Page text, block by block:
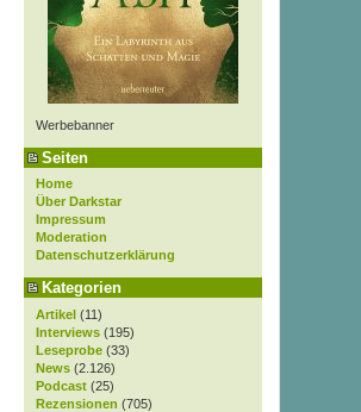
Werbebanner
Seiten
Home
Über Darkstar
Impressum
Moderation
Datenschutzerklärung
Kategorien
Artikel (11)
Interviews (195)
Leseprobe (33)
News (2.126)
Podcast (25)
Rezensionen (705)